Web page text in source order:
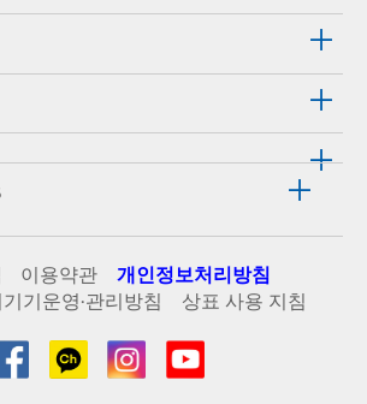
이용약관
개인정보처리방침
기운영·관리방침
상표 사용 지침